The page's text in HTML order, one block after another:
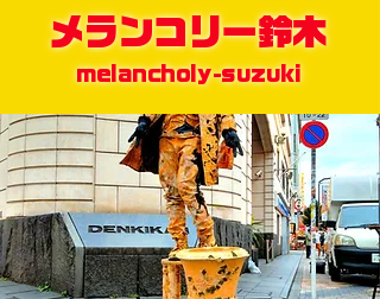
メランコリー鈴木
melancholy-suzuki